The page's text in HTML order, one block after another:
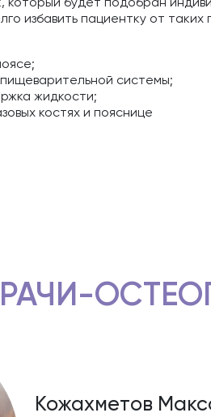
избавить пациентку от таких
системы;
жидкости;
костях и пояснице
Кожахметов